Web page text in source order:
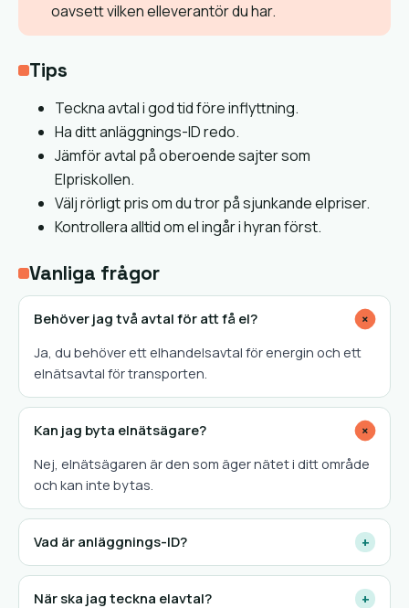
oavsett vilken elleverantör du har.
Tips
Teckna avtal i god tid före inflyttning.
Ha ditt anläggnings-ID redo.
Jämför avtal på oberoende sajter som
Elpriskollen.
Välj rörligt pris om du tror på sjunkande elpriser.
Kontrollera alltid om el ingår i hyran först.
Vanliga frågor
Behöver jag två avtal för att få el? +
Ja, du behöver ett elhandelsavtal för energin och ett
elnätsavtal för transporten.
Kan jag byta elnätsägare? +
Nej, elnätsägaren är den som äger nätet i ditt område
och kan inte bytas.
Vad är anläggnings-ID? +
När ska jag teckna elavtal? +